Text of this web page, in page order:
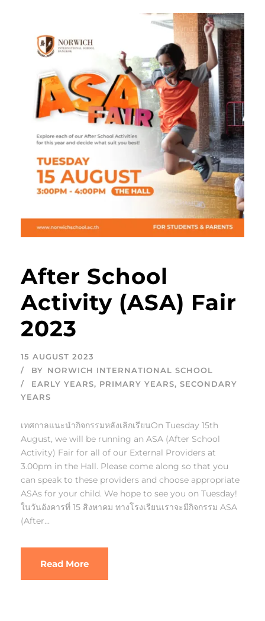
After School
Activity (ASA) Fair
2023
15 AUGUST 2023
BY NORWICH INTERNATIONAL SCHOOL
EARLY YEARS, PRIMARY YEARS, SECONDARY
YEARS
เทศกาลแนะนำกิจกรรมหลังเลิกเรียนOn Tuesday 15th
August, we will be running an ASA (After School
Activity) Fair for all of our External Providers at
3.00pm in the Hall. Please come along so that you
can speak to these providers and choose appropriate
ASAs for your child. We hope to see you on Tuesday!
ในวันอังคารที่ 15 สิงหาคม ทางโรงเรียนเราจะมีกิจกรรม ASA
(After...
Read More